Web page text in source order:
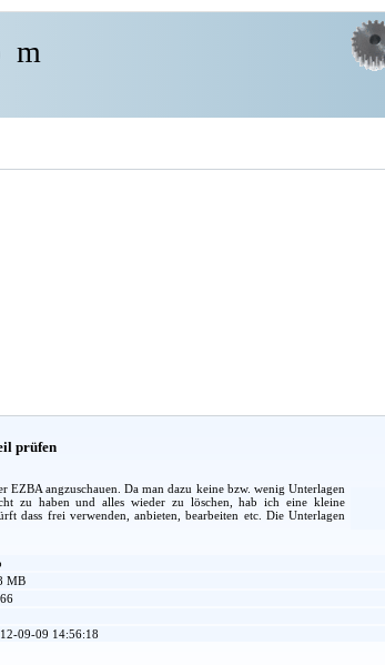
prüfen
angzuschauen. Da man dazu keine bzw. wenig Unterlagen
zu haben und alles wieder zu löschen, hab ich eine kleine
dass frei verwenden, anbieten, bearbeiten etc. Die Unterlagen
MB
09-09 14:56:18